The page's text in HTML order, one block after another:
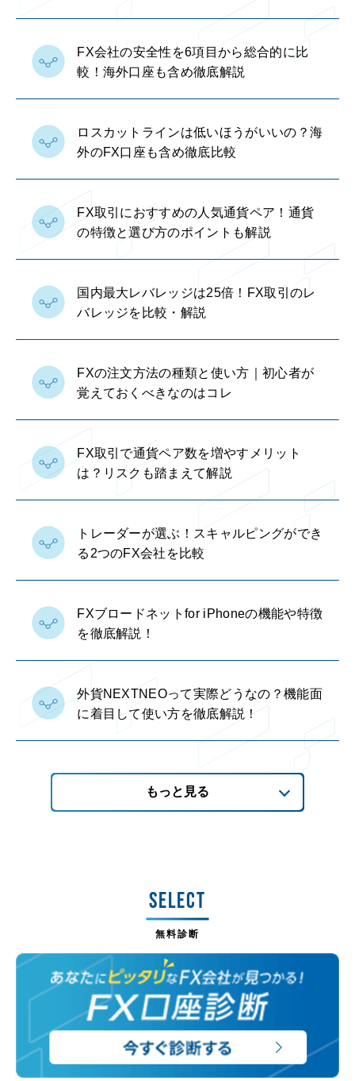
FX会社の安全性を6項目から総合的に比
較！海外口座も含め徹底解説
ロスカットラインは低いほうがいいの？海
外のFX口座も含め徹底比較
FX取引におすすめの人気通貨ペア！通貨
の特徴と選び方のポイントも解説
国内最大レバレッジは25倍！FX取引のレ
バレッジを比較・解説
FXの注文方法の種類と使い方｜初心者が
覚えておくべきなのはコレ
FX取引で通貨ペア数を増やすメリット
は？リスクも踏まえて解説
トレーダーが選ぶ！スキャルピングができ
る2つのFX会社を比較
FXブロードネットfor iPhoneの機能や特徴
を徹底解説！
外貨NEXTNEOって実際どうなの？機能面
に着目して使い方を徹底解説！
もっと見る
SELECT
無料診断